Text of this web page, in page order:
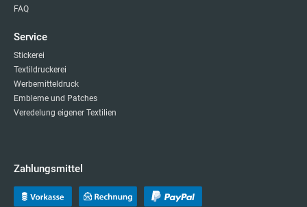
FAQ
Service
Stickerei
Textildruckerei
Werbemitteldruck
Embleme und Patches
Veredelung eigener Textilien
Zahlungsmittel